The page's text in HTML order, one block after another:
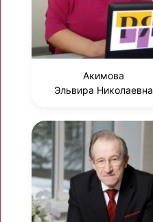
Акимова
Эльвира Николаевна